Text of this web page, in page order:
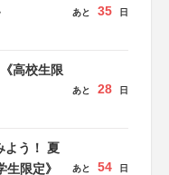
あと 35 日
高校生限
あと 28 日
よう！ 夏
限定》
あと 54 日